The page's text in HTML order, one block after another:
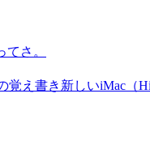
さ。
新しいiMac（